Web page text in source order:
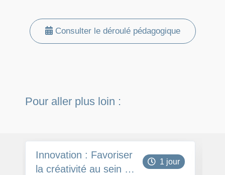
Consulter le déroulé pédagogique
Pour aller plus loin :
Innovation : Favoriser
la créativité au sein de
1 jour